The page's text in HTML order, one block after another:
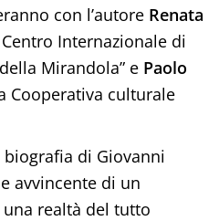
con l’autore Renata
Internazionale di
Mirandola” e Paolo
Cooperativa culturale
di Giovanni
avvincente di un
realtà del tutto